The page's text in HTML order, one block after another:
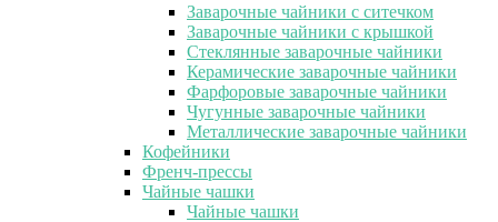
Заварочные чайники с ситечком
Заварочные чайники с крышкой
Стеклянные заварочные чайники
Керамические заварочные чайники
Фарфоровые заварочные чайники
Чугунные заварочные чайники
Металлические заварочные чайники
Кофейники
Френч-прессы
Чайные чашки
Чайные чашки